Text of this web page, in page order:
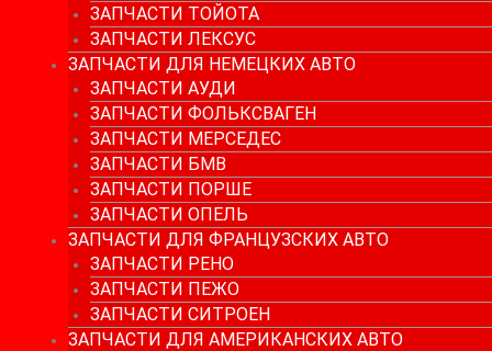
ЗАПЧАСТИ ТОЙОТА
ЗАПЧАСТИ ЛЕКСУС
ЗАПЧАСТИ ДЛЯ НЕМЕЦКИХ АВТО
ЗАПЧАСТИ АУДИ
ЗАПЧАСТИ ФОЛЬКСВАГЕН
ЗАПЧАСТИ МЕРСЕДЕС
ЗАПЧАСТИ БМВ
ЗАПЧАСТИ ПОРШЕ
ЗАПЧАСТИ ОПЕЛЬ
ЗАПЧАСТИ ДЛЯ ФРАНЦУЗСКИХ АВТО
ЗАПЧАСТИ РЕНО
ЗАПЧАСТИ ПЕЖО
ЗАПЧАСТИ СИТРОЕН
ЗАПЧАСТИ ДЛЯ АМЕРИКАНСКИХ АВТО